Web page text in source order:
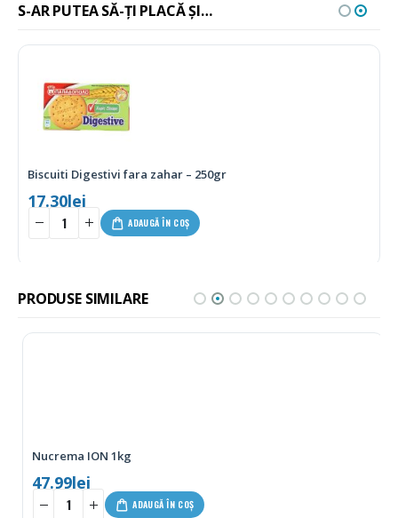
S-AR PUTEA SĂ-ȚI PLACĂ ȘI…
Biscuiti Digestivi fara zahar – 250gr
17.30lei
ADAUGĂ ÎN COȘ
PRODUSE SIMILARE
Nucrema ION 1kg
47.99lei
ADAUGĂ ÎN COȘ